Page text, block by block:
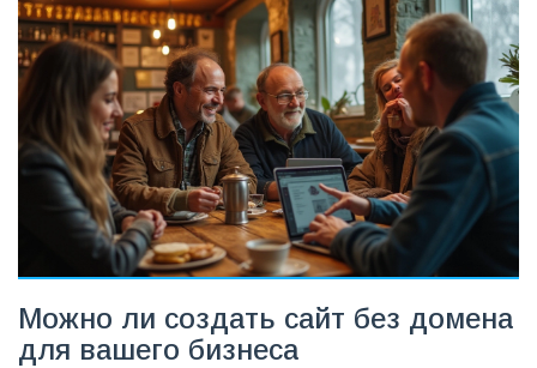
Можно ли создать сайт без домена
для вашего бизнеса